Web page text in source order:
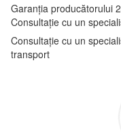
Garanția producătorului
Consultație cu un
Consultație cu un
transport